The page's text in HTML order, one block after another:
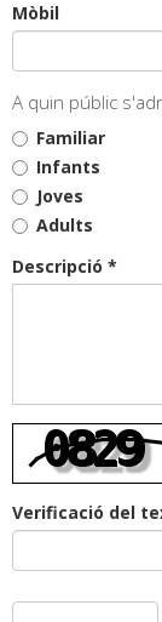
Mòbil
A quin públic
Familiar
Infants
Joves
Adults
Descripció *
Verificació del